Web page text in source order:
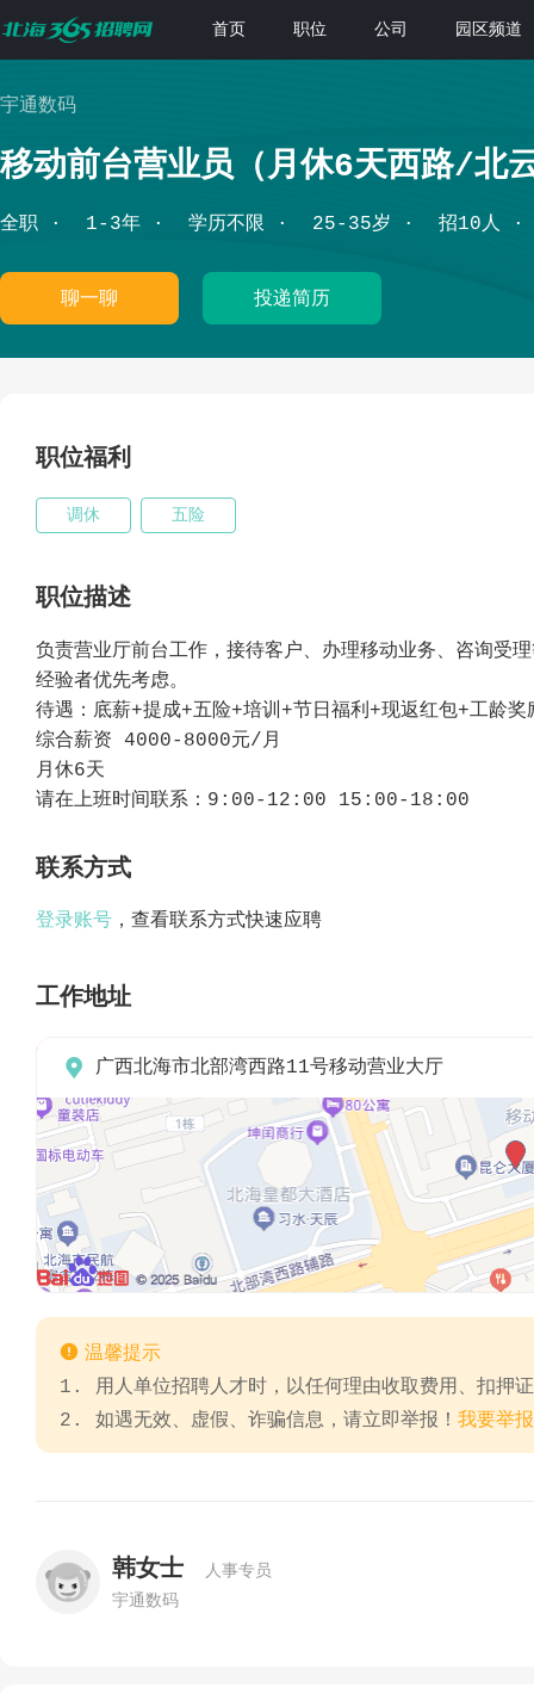
首页 职位 公司 园区频道
宇通数码
移动前台营业员（月休6天西路/北
全职 1-3年 学历不限 25-35岁 招10人
聊一聊 投递简历
职位福利
调休 五险
职位描述
负责营业厅前台工作，接待客户、办理移动业务、咨询受
经验者优先考虑。
待遇：底薪+提成+五险+培训+节日福利+现返红包+工龄
综合薪资 4000-8000元/月
月休6天
请在上班时间联系：9:00-12:00 15:00-18:00
联系方式
登录账号 ，查看联系方式快速应聘
工作地址
 广西北海市北部湾西路11号移动营业大厅
 温馨提示
1. 用人单位招聘人才时，以任何理由收取费用、扣押
2. 如遇无效、虚假、诈骗信息，请立即举报！ 我要举报
韩女士
人事专员
宇通数码